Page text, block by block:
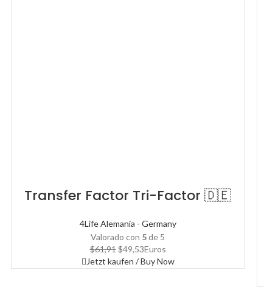
Transfer Factor Tri-Factor 🇩🇪
4Life Alemania - Germany
Valorado con 5de 5
$61,91 El
precio
original
$49,53El
precio
actual
Euros
Jetzt kaufen / Buy Now